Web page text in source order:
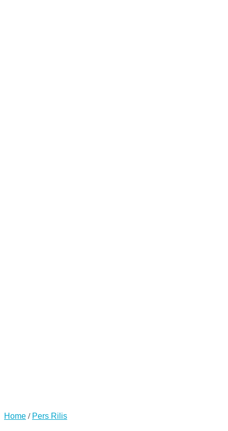
Home / Pers Rilis